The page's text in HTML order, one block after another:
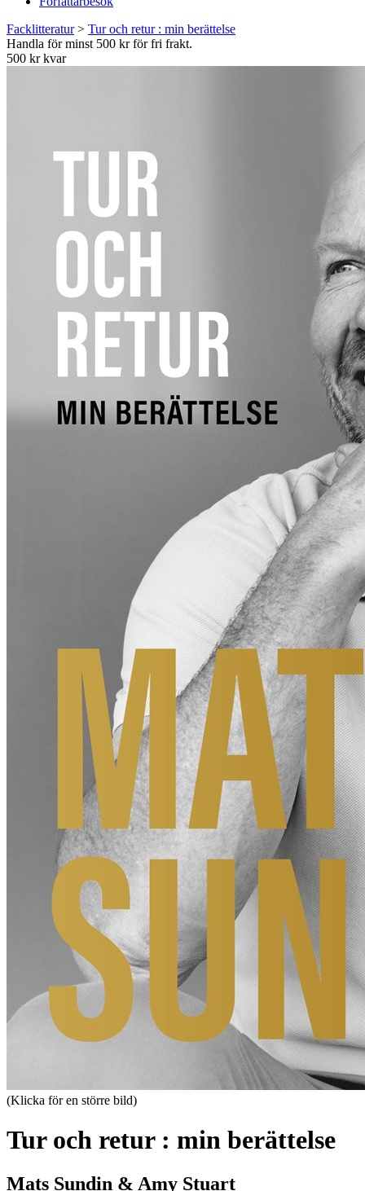
Facklitteratur> Tur och retur : min berättelse
Handla för minst 500 kr för fri frakt.
500 kr kvar
(Klicka för en större bild)
Tur och retur : min berättelse
Mats Sundin & Amy Stuart